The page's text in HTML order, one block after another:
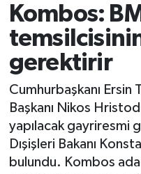
Kombos:
temsilcisinin
gerektirir
Cumhurbaşkanı Ersin
Başkanı Nikos
yapılacak gayriresmi
Dışişleri Bakanı
bulundu. Kombos
SAĞLIK
SPOR
TEKNOLOJİ
TÜRKİYE
Tüm Manşetler
Son Dakika
Haber Arşivi